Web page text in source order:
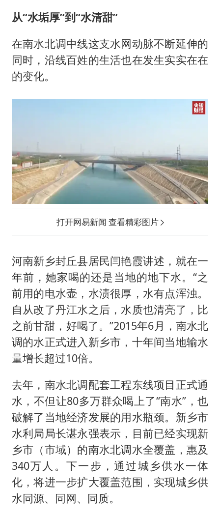
从“水垢厚”到“水清甜”
在南水北调中线这支水网动脉不断延伸的
同时，沿线百姓的生活也在发生实实在在
的变化。
打开网易新闻 查看精彩图片
河南新乡封丘县居民闫艳霞讲述，就在一
年前，她家喝的还是当地的地下水。“之
前用的电水壶，水渍很厚，水有点浑浊。
自从改了丹江水之后，水质也清亮了，比
之前甘甜，好喝了。”2015年6月，南水北
调的水正式进入新乡市，十年间当地输水
量增长超过10倍。
去年，南水北调配套工程东线项目正式通
水，不但让80多万群众喝上了“南水”，也
破解了当地经济发展的用水瓶颈。新乡市
水利局局长谌永强表示，目前已经实现新
乡市（市域）的南水北调水全覆盖，惠及
340万人。下一步，通过城乡供水一体
化，将进一步扩大覆盖范围，实现城乡供
水同源、同网、同质。